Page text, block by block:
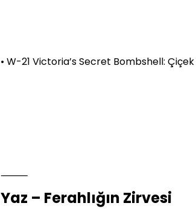
• W-21 Victoria’s Secret Bombshell:
⸻
Yaz – Ferahlığın Zirvesi